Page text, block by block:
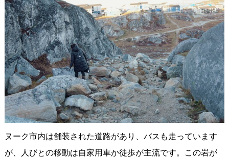
ヌーク市内は舗装された道路があり、バスも走っています
が、人びとの移動は自家用車か徒歩が主流です。この岩が